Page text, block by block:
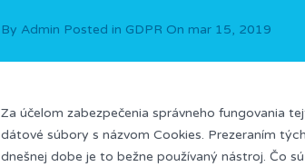
By Admin Posted in GDPR On mar 15, 2019
Za účelom zabezpečenia správneho fungovania
dátové súbory s názvom Cookies. Prezeraním
dnešnej dobe je to bežne používaný nástroj. Čo